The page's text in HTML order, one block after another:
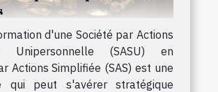
d'une Société par Actions
Unipersonnelle (SASU) en
Actions Simplifiée (SAS) est une
qui peut s'avérer stratégique